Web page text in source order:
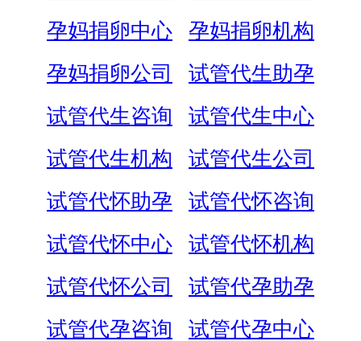
孕妈捐卵中心
孕妈捐卵机构
孕妈捐卵公司
试管代生助孕
试管代生咨询
试管代生中心
试管代生机构
试管代生公司
试管代怀助孕
试管代怀咨询
试管代怀中心
试管代怀机构
试管代怀公司
试管代孕助孕
试管代孕咨询
试管代孕中心